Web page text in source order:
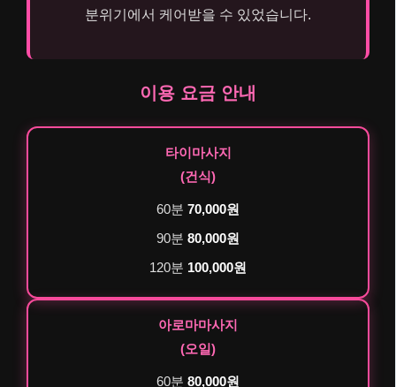
분위기에서 케어받을 수 있었습니다.
이용 요금 안내
타이마사지
(건식)
60분 70,000원
90분 80,000원
120분 100,000원
아로마마사지
(오일)
60분 80,000원